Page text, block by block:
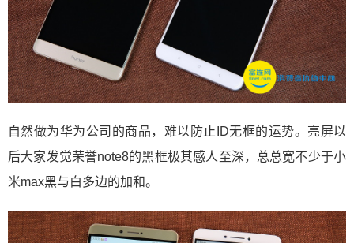
自然做为华为公司的商品，难以防止ID无框的运势。亮屏以
后大家发觉荣誉note8的黑框极其感人至深，总总宽不少于小
米max黑与白多边的加和。